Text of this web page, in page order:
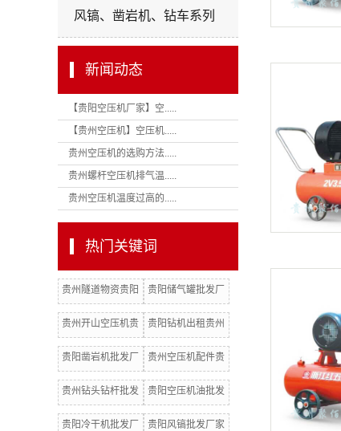
风镐、凿岩机、钻车系列
新闻动态
【贵阳空压机厂家】空.....
【贵州空压机】空压机.....
贵州空压机的选购方法.....
贵州螺杆空压机排气温.....
贵州空压机温度过高的.....
热门关键词
贵州隧道物资贵阳
隧道材料批发厂家
贵阳储气罐批发厂
家贵阳志高空压机
贵州开山空压机贵
阳开山空压机批发
贵阳钻机出租贵州
凿岩机贵阳活塞式
贵阳凿岩机批发厂
家贵阳凿岩机出租
贵州空压机配件贵
阳空压机配件批发
贵州钻头钻杆批发
厂家贵州空压机油
贵阳空压机油批发
厂家贵州冷干机贵
贵阳冷干机批发厂
贵阳风镐批发厂家